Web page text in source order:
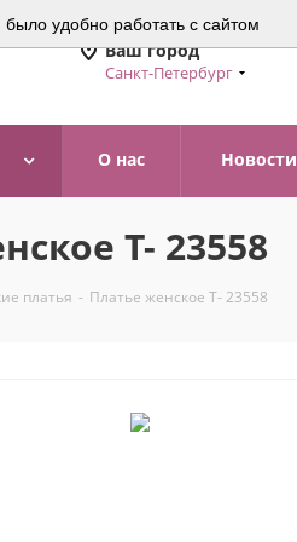
удобно работать с сайтом
Ваш город
Санкт-Петербург
О нас Новости
Т- 23558
платья - Платье женское Т- 23558